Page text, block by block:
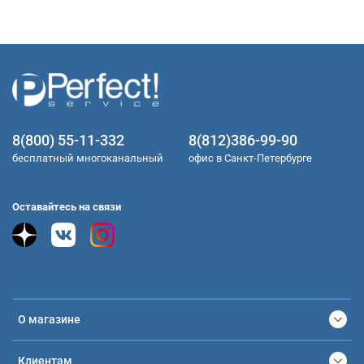
О магазине
Клиентам
8(800) 55-11-332
бесплатный многоканальный
8(812)386-99-90
офис в Санкт-Петербурге
Оставайтесь на связи